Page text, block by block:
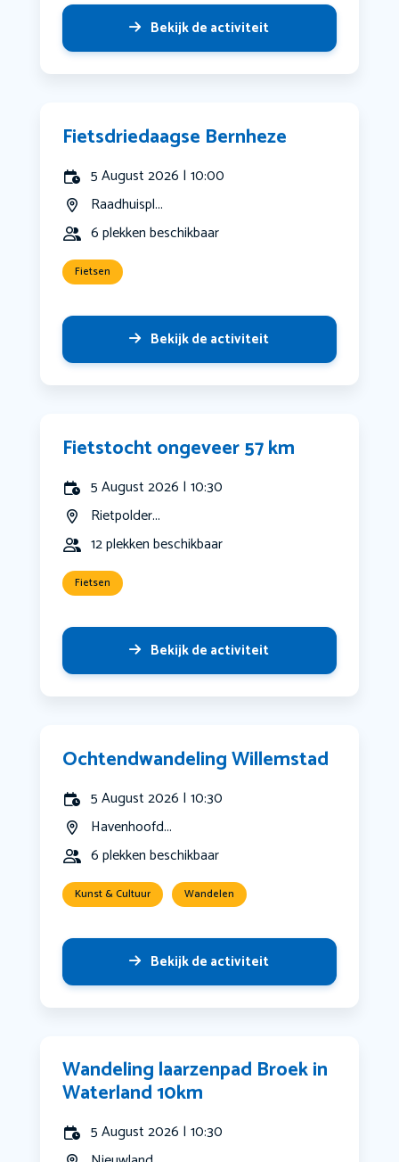
Bekijk de activiteit
Fietsdriedaagse Bernheze
5 August 2026 | 10:00
Raadhuispl...
6 plekken beschikbaar
Fietsen
Bekijk de activiteit
Fietstocht ongeveer 57 km
5 August 2026 | 10:30
Rietpolder...
12 plekken beschikbaar
Fietsen
Bekijk de activiteit
Ochtendwandeling Willemstad
5 August 2026 | 10:30
Havenhoofd...
6 plekken beschikbaar
Kunst & Cultuur Wandelen
Bekijk de activiteit
Wandeling laarzenpad Broek in
Waterland 10km
5 August 2026 | 10:30